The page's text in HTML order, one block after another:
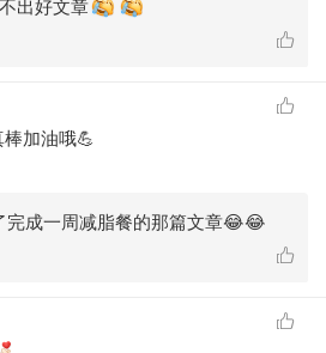
出好文章
加油哦💪
完成一周减脂餐的那篇文章😂😂